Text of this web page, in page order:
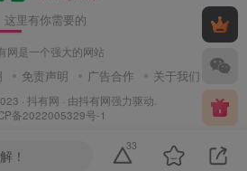
这里有你需要的
网是一个强大的网站
免责声明 广告合作 关于我们
· 抖有网 · 由抖有网强力驱动.
备2022005329号-1
！
33